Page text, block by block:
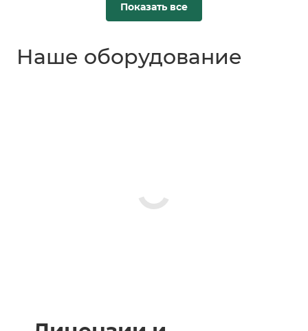
Показать все
Наше оборудование